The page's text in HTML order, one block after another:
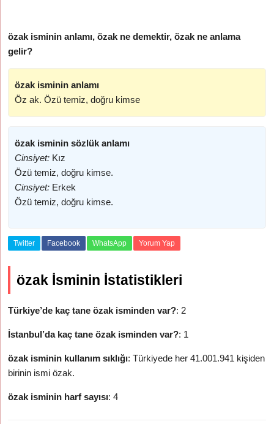
özak isminin anlamı, özak ne demektir, özak ne anlama
gelir?
özak isminin anlamı
Öz ak. Özü temiz, doğru kimse
özak isminin sözlük anlamı
Cinsiyet: Kız
Özü temiz, doğru kimse.
Cinsiyet: Erkek
Özü temiz, doğru kimse.
Twitter Facebook WhatsApp Yorum Yap
özak İsminin İstatistikleri
Türkiye’de kaç tane özak isminden var?: 2
İstanbul’da kaç tane özak isminden var?: 1
özak isminin kullanım sıklığı: Türkiyede her 41.001.941 kişiden
birinin ismi özak.
özak isminin harf sayısı: 4